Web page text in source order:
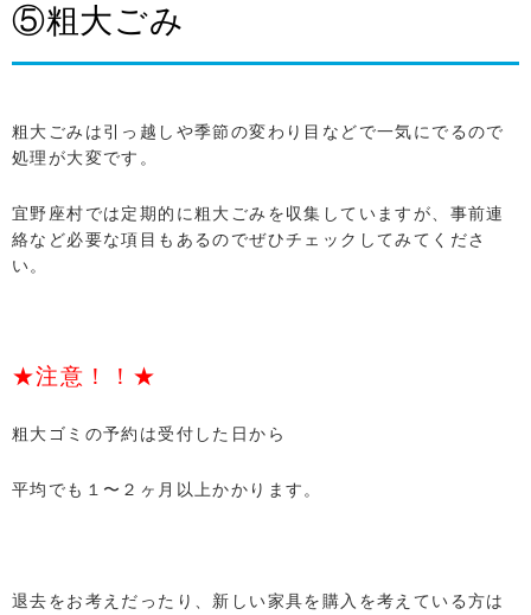
⑤粗大ごみ
粗大ごみは引っ越しや季節の変わり目などで一気にでるので
処理が大変です。
宜野座村では定期的に粗大ごみを収集していますが、事前連
絡など必要な項目もあるのでぜひチェックしてみてくださ
い。
★注意！！★
粗大ゴミの予約は受付した日から
平均でも１〜２ヶ月以上かかります。
退去をお考えだったり、新しい家具を購入を考えている方は